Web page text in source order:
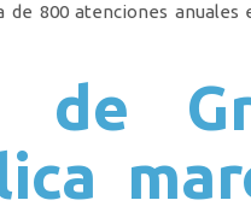
800 atenciones anuales
de